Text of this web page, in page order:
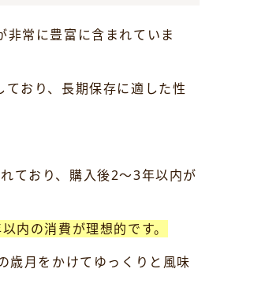
常に豊富に含まれていま
おり、長期保存に適した性
ており、購入後2〜3年以内が
内の消費が理想的です。
歳月をかけてゆっくりと風味